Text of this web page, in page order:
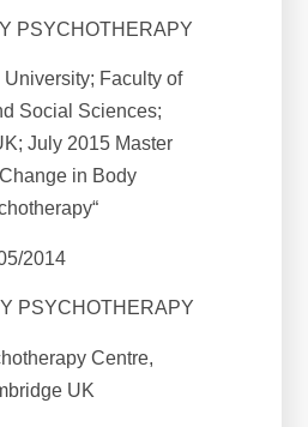
PSYCHOTHERAPY
Faculty of
Social Sciences;
July 2015 Master
in Body
2014
PSYCHOTHERAPY
Centre,
UK